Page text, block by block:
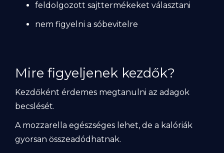
feldolgozott sajttermékeket választani
nem figyelni a sóbevitelre
Mire figyeljenek kezdők?
Kezdőként érdemes megtanulni az adagok
becslését.
A mozzarella egészséges lehet, de a kalóriák
gyorsan összeadódhatnak.